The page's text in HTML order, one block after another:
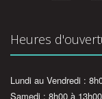
Heures
Lundi au Vendredi :
Samedi : 8h00 à 13h00